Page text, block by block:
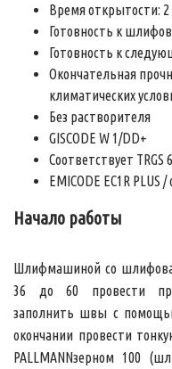
Время открытости: 2
Готовность к
Готовность к
Окончательная
климатических
Без растворителя
GISCODE W 1/DD+
Соответствует TRGS
EMICODE EC1R
Начало работы
Шлифмашиной со
36 до 60 провести
заполнить швы с помощью
окончании провести
PALLMANNзерном 100